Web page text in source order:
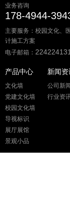
业务咨询
178-4944-
主要服务：校园文化、
计施工方案
电子邮箱：
产品中心
文化墙
党建文化墙
校园文化墙
导视标识
展厅展馆
景观小品
新闻资
公司新闻
行业资